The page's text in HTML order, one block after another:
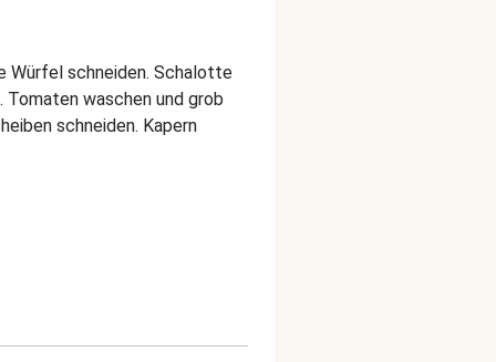
Würfel schneiden. Schalotte
Tomaten waschen und grob
schneiden. Kapern